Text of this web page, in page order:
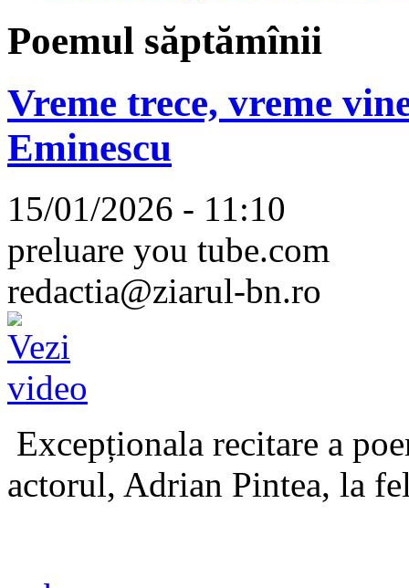
Poemul săptămînii
Vreme trece, vreme
Eminescu
15/01/2026 - 11:10
preluare you tube.com
redactia@ziarul-bn.ro
Excepționala recitare a
actorul, Adrian Pintea, la